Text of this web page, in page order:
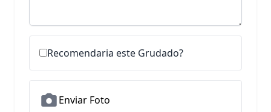
Recomendaria este Grudado?
Enviar Foto